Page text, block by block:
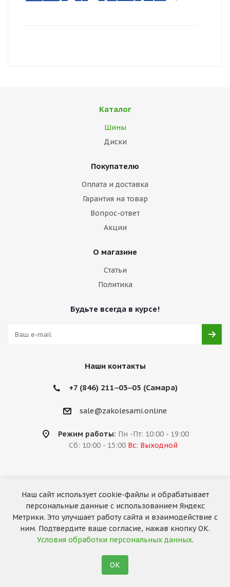
Каталог
Шины
Диски
Покупателю
Оплата и доставка
Гарантия на товар
Вопрос-ответ
Акции
О магазине
Статьи
Политика
Будьте всегда в курсе!
Наши контакты
+7 (846) 211‒03‒05 (Самара)
sale@zakolesami.online
Режим работы: Пн -Пт: 10:00 - 19:00
Сб: 10:00 - 15:00 Вс: Выходной
2026 © «За колёсами.Online»
Запуск сайта —RuMaster
Наш сайт использует cookie-файлы и обрабатывает
персональные данные с использованием Яндекс
Метрики. Это улучшает работу сайта и взаимодействие с
ним. Подтвердите ваше согласие, нажав кнопку ОК.
Условия обработки персональных данных.
ОК